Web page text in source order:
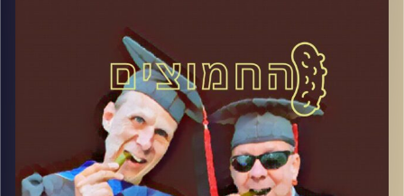
עם פרופסור בועז בן-דוד ופרופסור גלעד
הירשברגר
והפעם: קורונה במגזר החרדי: הקו המפריד בין
שנאה לביקורת